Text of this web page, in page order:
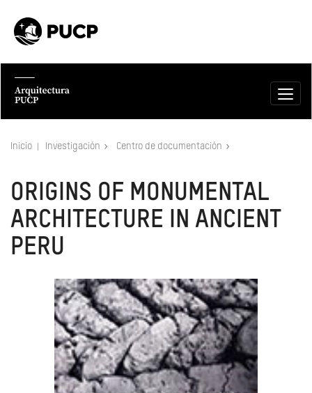
Inicio Investigación Centro de documentación
ORIGINS OF MONUMENTAL
ARCHITECTURE IN ANCIENT
PERU